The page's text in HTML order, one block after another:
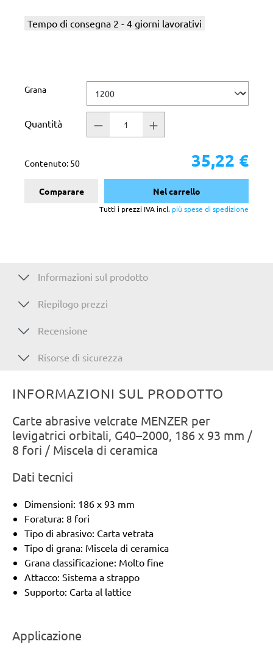
Tempo di consegna 2 - 4 giorni lavorativi
Seleziona
Grana
Quantità
Contenuto: 50 35,22 €
Comparare Nel carrello
Tutti i prezzi IVA incl. più spese di spedizione
Informazioni sul prodotto
Riepilogo prezzi
Recensione
Risorse di sicurezza
INFORMAZIONI SUL PRODOTTO
Carte abrasive velcrate MENZER per
levigatrici orbitali, G40–2000, 186 x 93 mm /
8 fori / Miscela di ceramica
Dati tecnici
Dimensioni: 186 x 93 mm
Foratura: 8 fori
Tipo di abrasivo: Carta vetrata
Tipo di grana: Miscela di ceramica
Grana classificazione: Molto fine
Attacco: Sistema a strappo
Supporto: Carta al lattice
Applicazione